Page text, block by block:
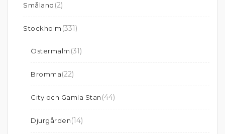
Småland (2)
Stockholm (331)
Östermalm (31)
Bromma(22)
City och Gamla Stan (44)
Djurgården(14)